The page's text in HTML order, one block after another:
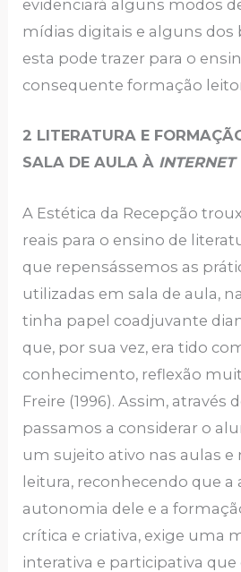
evidenciará alguns modos
mídias digitais e alguns dos
esta pode trazer para o
consequente formação
2 LITERATURA E
SALA DE AULA À INTERNET
A Estética da Recepção
reais para o ensino de
que repensássemos as
utilizadas em sala de aula,
tinha papel coadjuvante
que, por sua vez, era tido
conhecimento, reflexão
Freire (1996). Assim, através
passamos a considerar o
um sujeito ativo nas aulas e
leitura, reconhecendo que a
autonomia dele e a
crítica e criativa, exige uma
interativa e participativa